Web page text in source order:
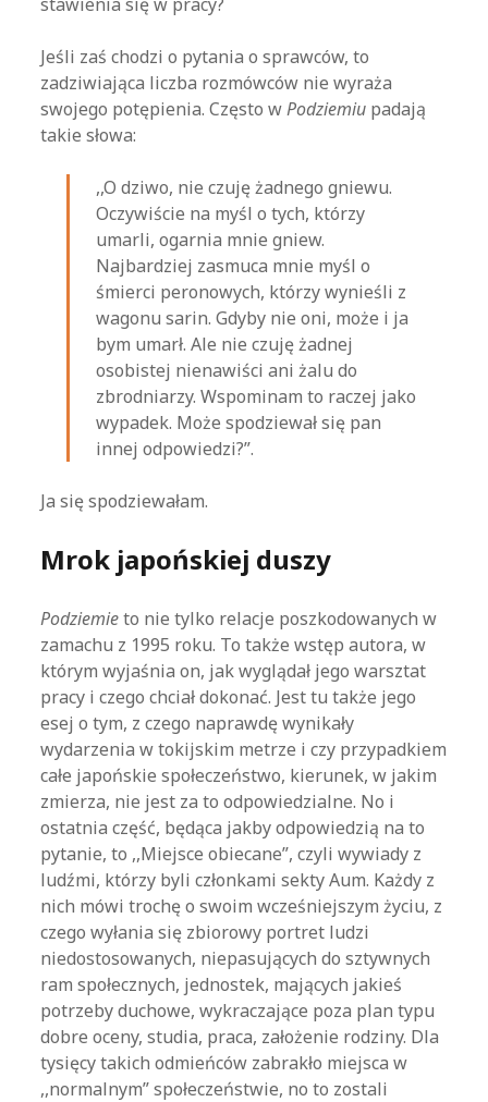
Jeśli zaś chodzi o pytania o sprawców, to
zadziwiająca liczba rozmówców nie wyraża
swojego potępienia. Często wPodziemiu padają
takie słowa:
,,O dziwo, nie czuję żadnego gniewu.
Oczywiście na myśl o tych, którzy
umarli, ogarnia mnie gniew.
Najbardziej zasmuca mnie myśl o
śmierci peronowych, którzy wynieśli z
wagonu sarin. Gdyby nie oni, może i ja
bym umarł. Ale nie czuję żadnej
osobistej nienawiści ani żalu do
zbrodniarzy. Wspominam to raczej jako
wypadek. Może spodziewał się pan
innej odpowiedzi?”.
Ja się spodziewałam.
Mrok japońskiej duszy
Podziemieto nie tylko relacje poszkodowanych w
zamachu z 1995 roku. To także wstęp autora, w
którym wyjaśnia on, jak wyglądał jego warsztat
pracy i czego chciał dokonać. Jest tu także jego
esej o tym, z czego naprawdę wynikały
wydarzenia w tokijskim metrze i czy przypadkiem
całe japońskie społeczeństwo, kierunek, w jakim
zmierza, nie jest za to odpowiedzialne. No i
ostatnia część, będąca jakby odpowiedzią na to
pytanie, to ,,Miejsce obiecane”, czyli wywiady z
ludźmi, którzy byli członkami sekty Aum. Każdy z
nich mówi trochę o swoim wcześniejszym życiu, z
czego wyłania się zbiorowy portret ludzi
niedostosowanych, niepasujących do sztywnych
ram społecznych, jednostek, mających jakieś
potrzeby duchowe, wykraczające poza plan typu
dobre oceny, studia, praca, założenie rodziny. Dla
tysięcy takich odmieńców zabrakło miejsca w
,,normalnym” społeczeństwie, no to zostali